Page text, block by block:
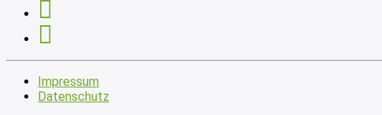
Impressum
Datenschutz